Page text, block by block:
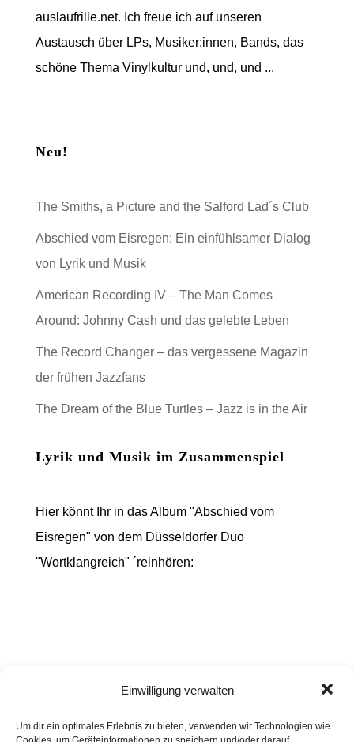
Einwilligung verwalten
Um dir ein optimales Erlebnis zu bieten, verwenden wir Technologien wie
auslaufrille.net. Ich freue ich auf unseren
Austausch über LPs, Musiker:innen, Bands, das
schöne Thema Vinylkultur und, und, und ...
Neu!
The Smiths, a Picture and the Salford Lad´s Club
Abschied vom Eisregen: Ein einfühlsamer Dialog
von Lyrik und Musik
American Recording IV – The Man Comes
Around: Johnny Cash und das gelebte Leben
The Record Changer – das vergessene Magazin
der frühen Jazzfans
The Dream of the Blue Turtles – Jazz is in the Air
Lyrik und Musik im Zusammenspiel
Hier könnt Ihr in das Album "Abschied vom
Eisregen" von dem Düsseldorfer Duo
"Wortklangreich" ´reinhören: